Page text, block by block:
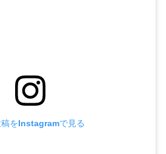
稿をInstagramで見る